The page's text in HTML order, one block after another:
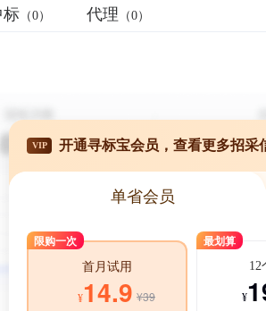
标 （0） 代理 （0）
VIP 开通寻标宝会员，查看更多招采
单省会员
限购一次
首月试用
¥14.9 ¥39
最划算
12
¥